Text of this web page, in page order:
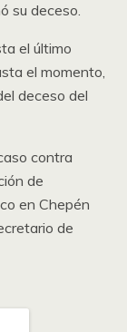
su deceso.
el último
el momento,
deceso del
contra
de
en Chepén
de